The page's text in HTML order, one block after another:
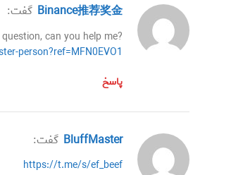
Binance推荐奖金 گفت:
can you help me?
person?ref=MFN0EVO1
پاسخ
BluffMaster گفت:
https://t.me/s/ef_beef